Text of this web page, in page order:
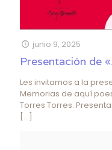
junio 9, 2025
Presentación de
Les invitamos a la
Memorias de aquí
Torres Torres.
[…]